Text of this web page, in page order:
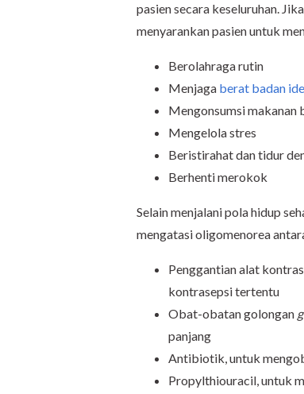
pasien secara keseluruhan.
menyarankan pasien untuk
Berolahraga rutin
Menjaga berat badan
Mengonsumsi makanan
Mengelola stres
Beristirahat dan tidur
Berhenti merokok
Selain menjalani pola hidup
mengatasi oligomenorea
Penggantian alat
kontrasepsi tertentu
Obat-obatan golongan
panjang
Antibiotik, untuk
Propylthiouracil, untuk